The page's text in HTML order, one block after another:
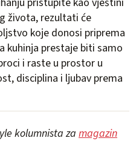
života, rezultati će
koje donosi priprema
kuhinja prestaje biti samo
i raste u prostor u
disciplina i ljubav prema
kolumnista zamagazin